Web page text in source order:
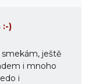
:-)
ještě
i mnoho
i